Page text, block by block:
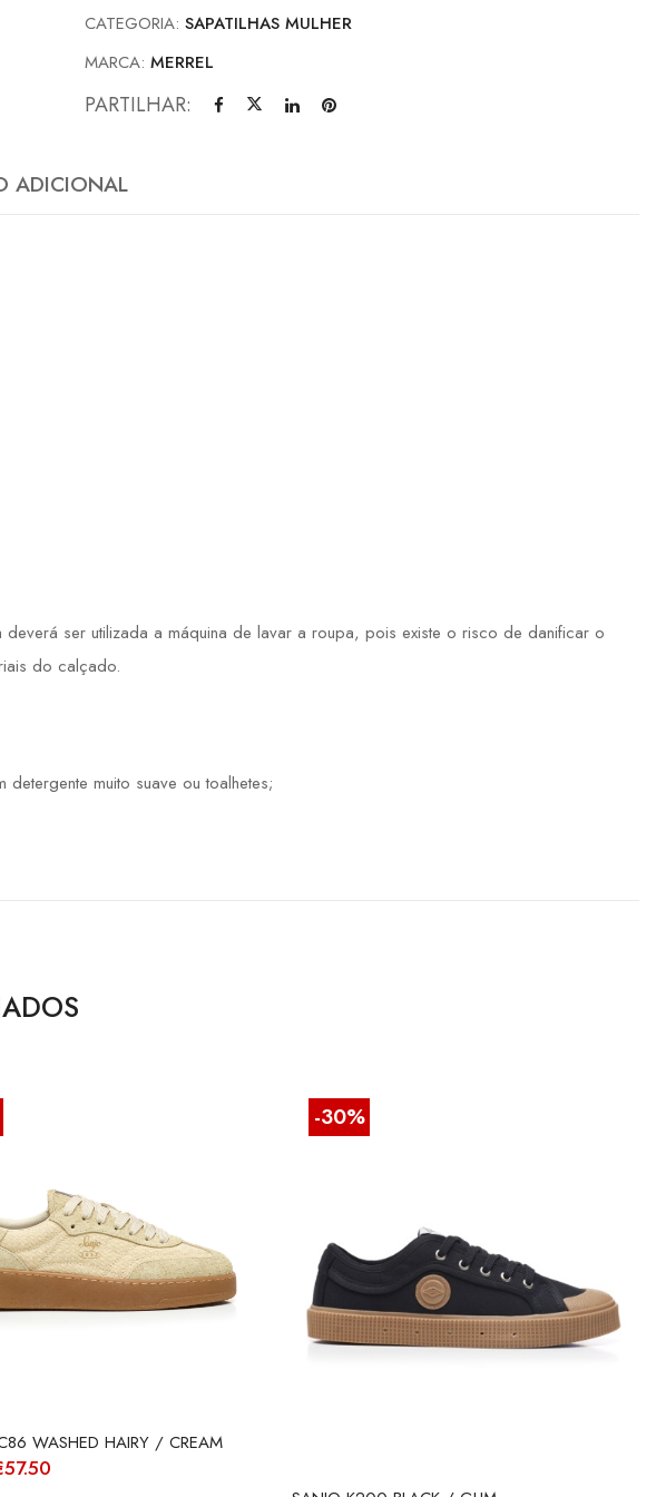
CATEGORIA:SAPATILHAS MULHER
MARCA:MERREL
PARTILHAR:
ADICIONAL
ser utilizada a máquina de lavar a roupa, pois existe o risco de danificar o
do calçado.
muito suave ou toalhetes;
WASHED HAIRY / CREAM
57.50
-30%